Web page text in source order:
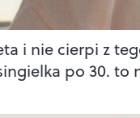
i nie cierpi z
po 30. to